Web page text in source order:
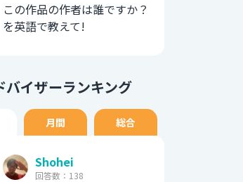
この作品の作者は誰ですか？
を英語で教えて!
バイザーランキング
月間 総合
Shohei
回答数：138